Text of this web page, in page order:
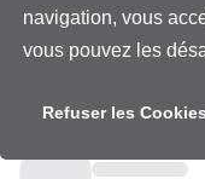
navigation, vous
vous pouvez les
Refuser les Cookies